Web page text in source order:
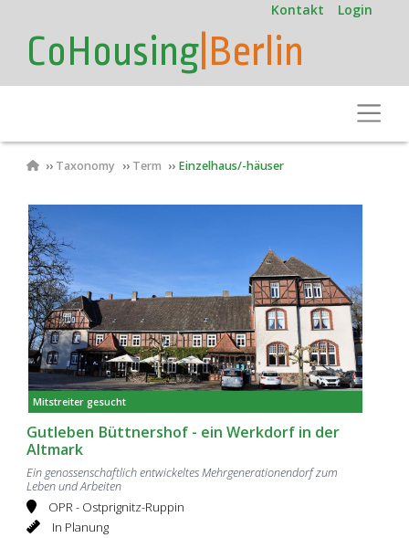
Inhaltaccount
menu
Kontakt Login
CoHousing |Berlin
Pfadnavigation
Taxonomy Term Einzelhaus/-häuser
Mitstreiter gesucht
Gutleben Büttnershof - ein Werkdorf in der
Altmark
Ein genossenschaftlich entwickeltes Mehrgenerationendorf zum
Leben und Arbeiten
OPR - Ostprignitz-Ruppin
In Planung